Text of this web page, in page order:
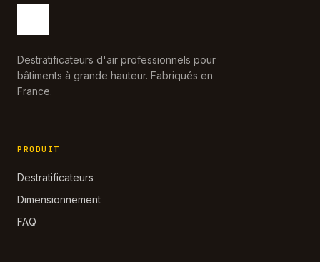
Destratificateurs d'air professionnels pour
bâtiments à grande hauteur. Fabriqués en
France.
PRODUIT
Destratificateurs
Dimensionnement
FAQ